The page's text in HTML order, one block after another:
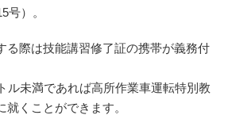
号）。
際は技能講習修了証の携帯が義務付
ル未満であれば高所作業車運転特別教
くことができます。